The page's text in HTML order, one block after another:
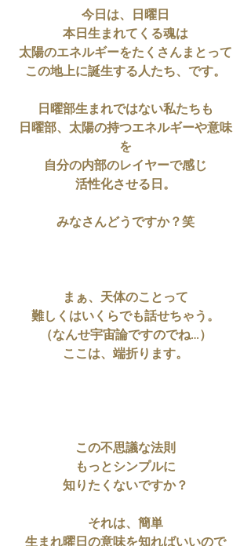
今日は、日曜日
本日生まれてくる魂は
太陽のエネルギーをたくさんまとって
この地上に誕生する人たち、です。
日曜部生まれではない私たちも
日曜部、太陽の持つエネルギーや意味
を
自分の内部のレイヤーで感じ
活性化させる日。
みなさんどうですか？笑
まぁ、天体のことって
難しくはいくらでも話せちゃう。
（なんせ宇宙論ですのでね…）
ここは、端折ります。
この不思議な法則
もっとシンプルに
知りたくないですか？
それは、簡単